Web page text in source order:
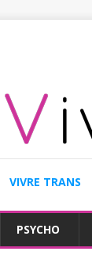
VIVRE TRANS
PSYCHO